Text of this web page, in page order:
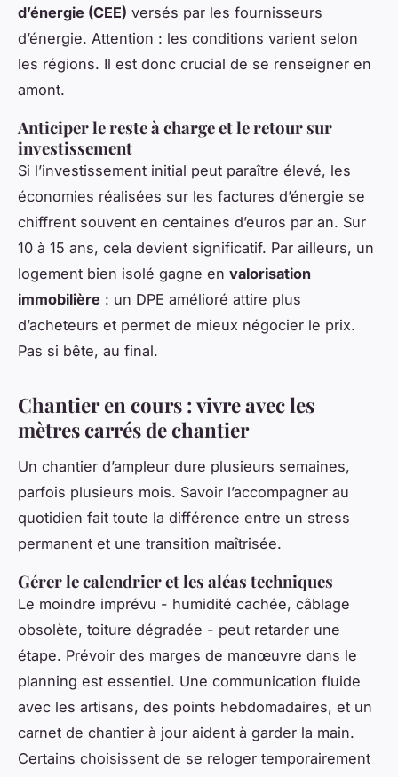
d’énergie (CEE) versés par les fournisseurs
d’énergie. Attention : les conditions varient selon
les régions. Il est donc crucial de se renseigner en
amont.
Anticiper le reste à charge et le retour sur
investissement
Si l’investissement initial peut paraître élevé, les
économies réalisées sur les factures d’énergie se
chiffrent souvent en centaines d’euros par an. Sur
10 à 15 ans, cela devient significatif. Par ailleurs, un
logement bien isolé gagne en valorisation
immobilière : un DPE amélioré attire plus
d’acheteurs et permet de mieux négocier le prix.
Pas si bête, au final.
Chantier en cours : vivre avec les
mètres carrés de chantier
Un chantier d’ampleur dure plusieurs semaines,
parfois plusieurs mois. Savoir l’accompagner au
quotidien fait toute la différence entre un stress
permanent et une transition maîtrisée.
Gérer le calendrier et les aléas techniques
Le moindre imprévu - humidité cachée, câblage
obsolète, toiture dégradée - peut retarder une
étape. Prévoir des marges de manœuvre dans le
planning est essentiel. Une communication fluide
avec les artisans, des points hebdomadaires, et un
carnet de chantier à jour aident à garder la main.
Certains choisissent de se reloger temporairement